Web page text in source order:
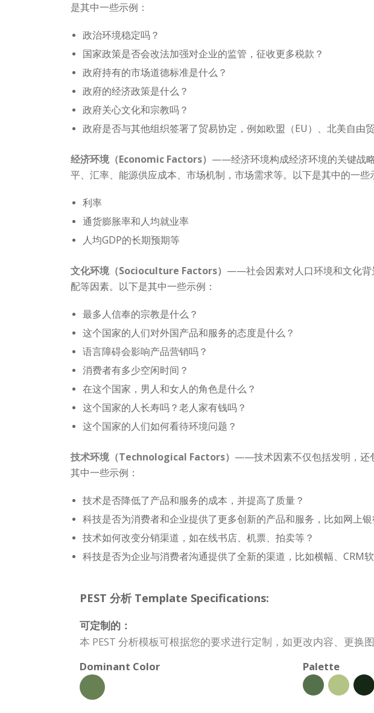
是其中一些示例：
政治环境稳定吗？
国家政策是否会改法加强对企业的监管，征收更多税款？
政府持有的市场道德标准是什么？
政府的经济政策是什么？
政府关心文化和宗教吗？
政府是否与其他组织签署了贸易协定，例如欧盟（EU）、北美自由
经济环境（Economic Factors） ——经济环境构成经济环境的关键战
平、汇率、能源供应成本、市场机制，市场需求等。以下是其中的一些
利率
通货膨胀率和人均就业率
人均GDP的长期预期等
文化环境（Socioculture Factors） ——社会因素对人口环境和文化背
配等因素。以下是其中一些示例：
最多人信奉的宗教是什么？
这个国家的人们对外国产品和服务的态度是什么？
语言障碍会影响产品营销吗？
消费者有多少空闲时间？
在这个国家，男人和女人的角色是什么？
这个国家的人长寿吗？老人家有钱吗？
这个国家的人们如何看待环境问题？
技术环境（Technological Factors） ——技术因素不仅包括发明，还
其中一些示例：
技术是否降低了产品和服务的成本，并提高了质量？
科技是否为消费者和企业提供了更多创新的产品和服务，比如网上
技术如何改变分销渠道，如在线书店、机票、拍卖等？
科技是否为企业与消费者沟通提供了全新的渠道，比如横幅、CRM
PEST 分析 Template Specifications:
可定制的：
本 PEST 分析模板可根据您的要求进行定制，如更改内容、更换
Dominant Color
Palette